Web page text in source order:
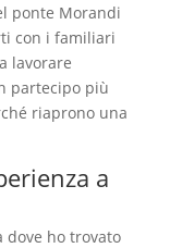
ponte Morandi
con i familiari
lavorare
partecipo più
riaprono una
a
dove ho trovato